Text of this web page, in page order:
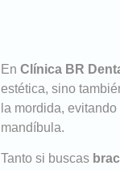
En Clínica BR
estética, sino
la mordida,
mandíbula.
Tanto si buscas